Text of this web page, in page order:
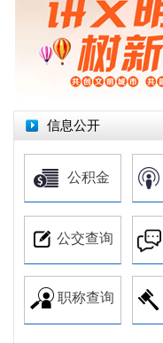
公积金
信息公开
公交查询
职称查询